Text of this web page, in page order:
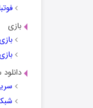
بازی